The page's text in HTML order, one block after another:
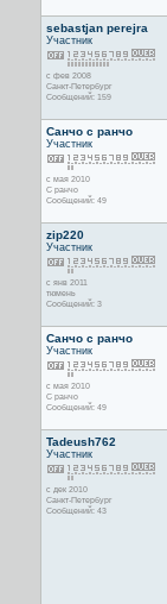
sebastjan perejra
Участник
с фев 2008
Санкт-Петербург
Сообщений: 159
Санчо с ранчо
Участник
с мая 2010
С ранчо
Сообщений: 49
zip220
Участник
с янв 2011
тюмень
Сообщений: 3
Санчо с ранчо
Участник
с мая 2010
С ранчо
Сообщений: 49
Tadeush762
Участник
с дек 2010
Санкт-Петербург
Сообщений: 43